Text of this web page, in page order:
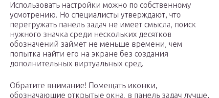
Использовать настройки можно по собственному
усмотрению. Но специалисты утверждают, что
перегружать панель задач не имеет смысла, поиск
нужного значка среди нескольких десятков
обозначений займет не меньше времени, чем
попытка найти его на экране без создания
дополнительных виртуальных сред.
Обратите внимание! Помещать иконки,
обозначающие открытые окна, в панель задач лучше,